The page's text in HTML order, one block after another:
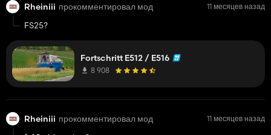
Rheiniii прокомментировал мод 11 месяцев назад
FS25?
Fortschritt E512 / E516
8 908
Rheiniii прокомментировал мод 11 месяцев назад